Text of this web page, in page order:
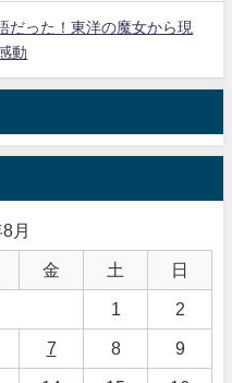
だった！東洋の魔女から現
動
月
金 土 日
1 2
7 8 9